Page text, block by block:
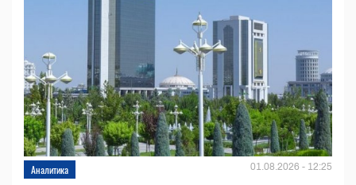
Аналитика 01.08.2026 - 12:25